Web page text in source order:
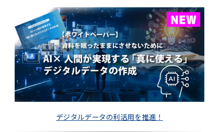
デジタルデータの利活用を推進！